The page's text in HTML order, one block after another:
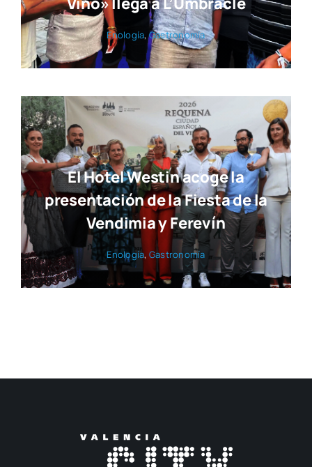
Eno­lo­gía,Gas­tro­no­mía
El Hotel Westin acoge la
presentación de la Fiesta de la
Vendimia y Ferevín
Eno­lo­gía, Gas­tro­no­mía